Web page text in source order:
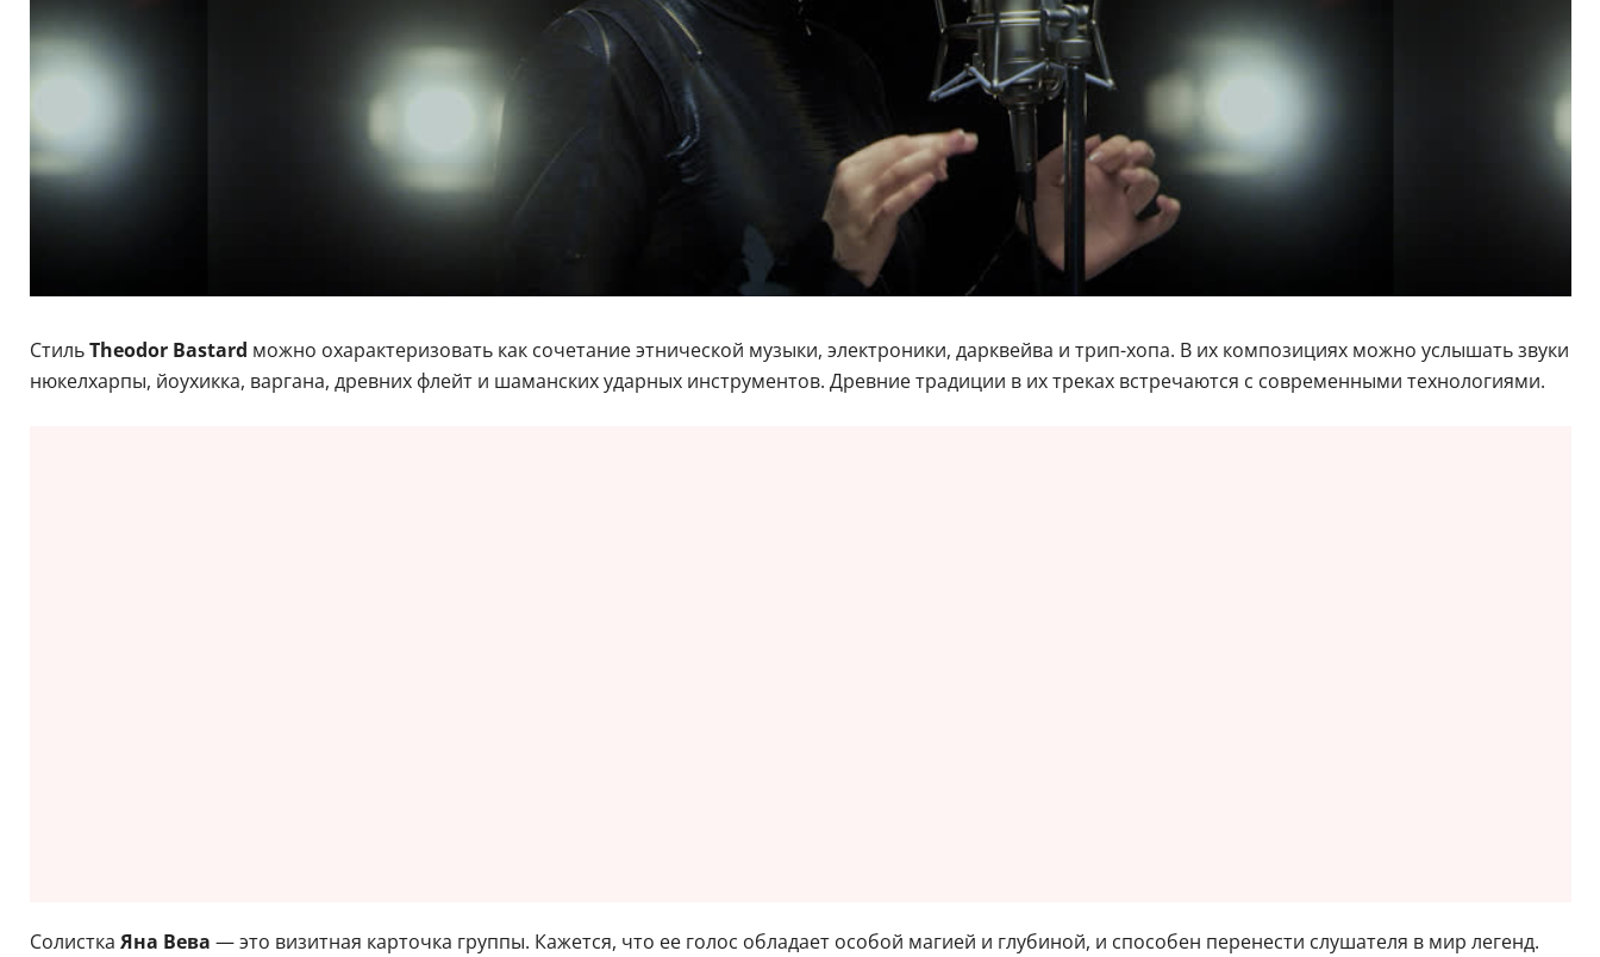
СтильTheodor Bastard можно охарактеризовать как сочетание этнической музыки, электроники, дарквейва и трип-хопа. В их композициях можно услышать звуки
нюкелхарпы, йоухикка, варгана, древних флейт и шаманских ударных инструментов. Древние традиции в их треках встречаются с современными технологиями.
Солистка Яна Вева — это визитная карточка группы. Кажется, что ее голос обладает особой магией и глубиной, и способен перенести слушателя в мир легенд.